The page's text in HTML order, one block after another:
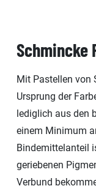
Schmincke
Mit Pastellen von
Ursprung der
lediglich aus den
einem Minimum
Bindemittelanteil
geriebenen
Verbund